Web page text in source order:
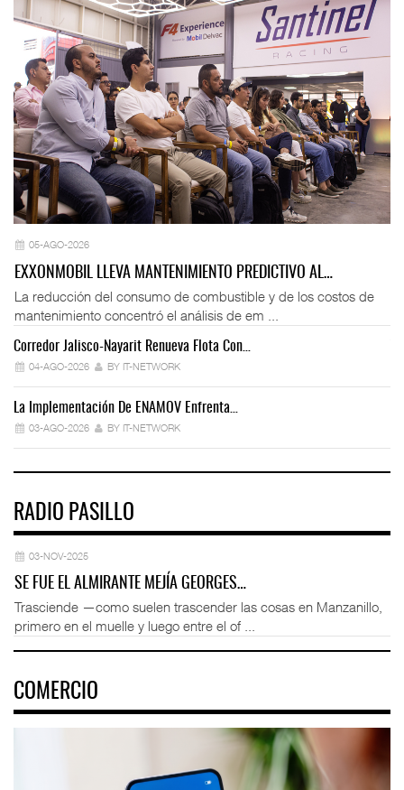
05-AGO-2026
EXXONMOBIL LLEVA MANTENIMIENTO PREDICTIVO AL…
La reducción del consumo de combustible y de los costos de
mantenimiento concentró el análisis de em ...
Corredor Jalisco-Nayarit Renueva Flota Con…
04-AGO-2026 BY IT-NETWORK
La Implementación De ENAMOV Enfrenta…
03-AGO-2026 BY IT-NETWORK
RADIO PASILLO
03-NOV-2025
SE FUE EL ALMIRANTE MEJÍA GEORGES…
Trasciende —como suelen trascender las cosas en Manzanillo,
primero en el muelle y luego entre el of ...
COMERCIO